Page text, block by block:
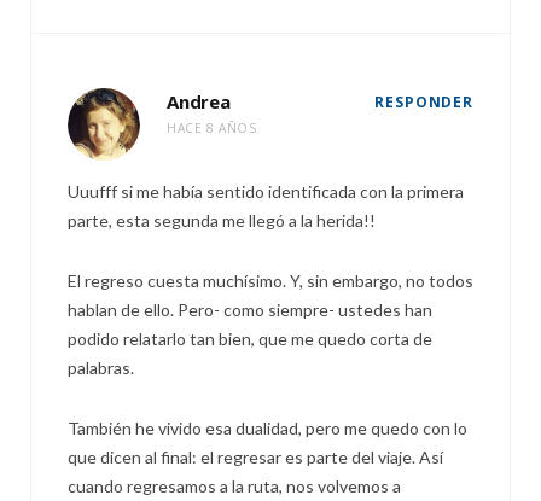
Andrea
HACE 8 AÑOS
RESPONDER
Uuufff si me había sentido identificada con la primera
parte, esta segunda me llegó a la herida!!
El regreso cuesta muchísimo. Y, sin embargo, no todos
hablan de ello. Pero- como siempre- ustedes han
podido relatarlo tan bien, que me quedo corta de
palabras.
También he vivido esa dualidad, pero me quedo con lo
que dicen al final: el regresar es parte del viaje. Así
cuando regresamos a la ruta, nos volvemos a